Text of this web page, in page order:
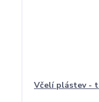
Včelí plástev -